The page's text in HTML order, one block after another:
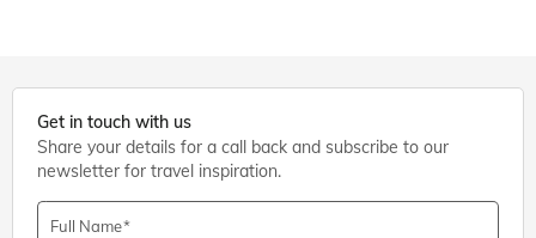
Get in touch with us
Share your details for a call back and subscribe to our
newsletter for travel inspiration.
Full Name